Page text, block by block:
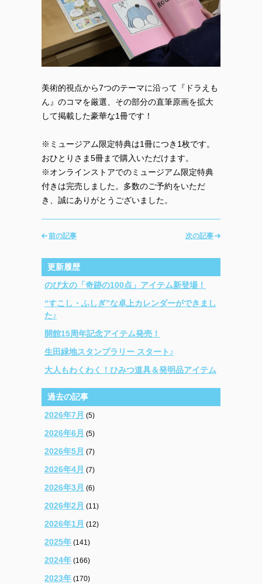
美術的視点から7つのテーマに沿って『ドラえも
ん』のコマを厳選、その部分の直筆原画を拡大
して掲載した豪華な1冊です！
※ミュージアム限定特典は1冊につき1枚です。
おひとりさま5冊まで購入いただけます。
※オンラインストアでのミュージアム限定特典
付きは完売しました。多数のご予約をいただ
き、誠にありがとうございました。
次の記事
前の記事
更新履歴
のび太の「奇跡の100点」アイテム新登場！
“すこし・ふしぎ”な卓上カレンダーができまし
た♪
開館15周年記念アイテム発売！
生田緑地スタンプラリー スタート♪
大人もわくわく！ひみつ道具＆発明品アイテム
過去の記事
2026年7月 (5)
2026年6月 (5)
2026年5月 (7)
2026年4月 (7)
2026年3月 (6)
2026年2月 (11)
2026年1月 (12)
2025年 (141)
2024年 (166)
2023年 (170)